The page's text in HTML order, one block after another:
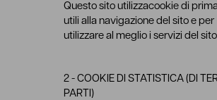
Questo sito utilizzacookie di
utili alla navigazione del sito e per
utilizzare al meglio i servizi del sito
2 - COOKIE DI STATISTICA (DI
PARTI)